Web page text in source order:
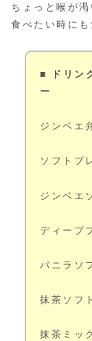
ちょっと喉が
食べたい時に
■ ドリン
ー
ジン
ソフトプ
ジン
ディー
バニ
抹茶
抹茶ミ